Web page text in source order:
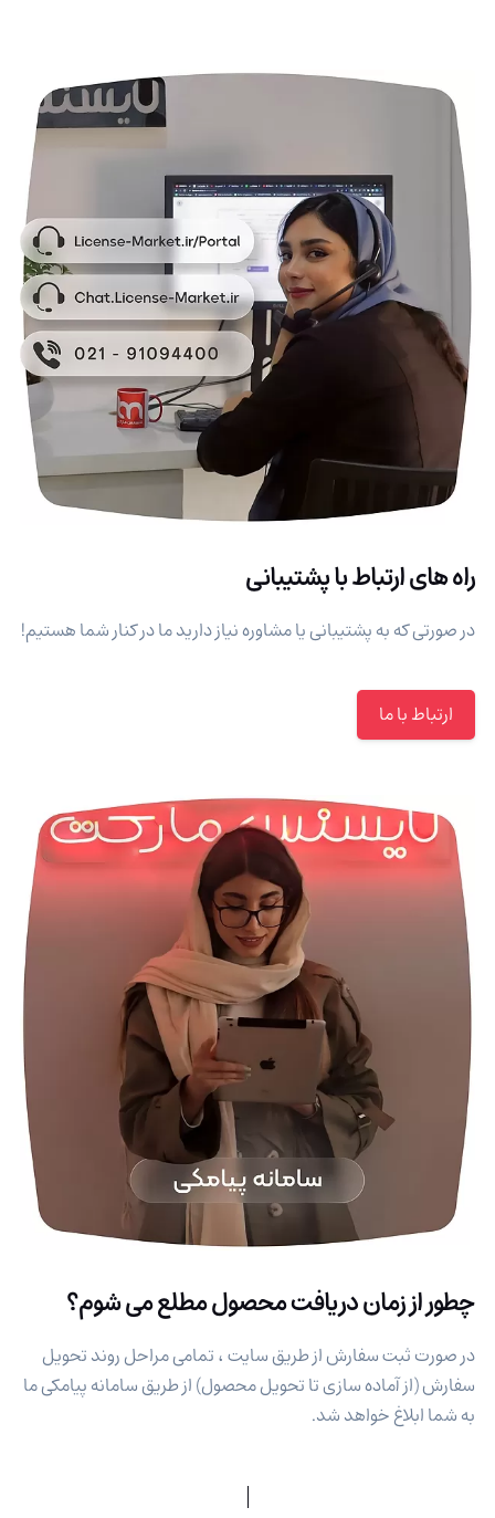
راه های ارتباط با پشتیبانی
در صورتی که به پشتیبانی یا مشاوره نیاز دارید ما در کنار شما هستیم!
ارتباط با ما
چطور از زمان دریافت محصول مطلع می شوم؟
در صورت ثبت سفارش از طریق سایت ، تمامی مراحل روند تحویل
سفارش (از آماده سازی تا تحویل محصول) از طریق سامانه پیامکی ما
به شما ابلاغ خواهد شد.